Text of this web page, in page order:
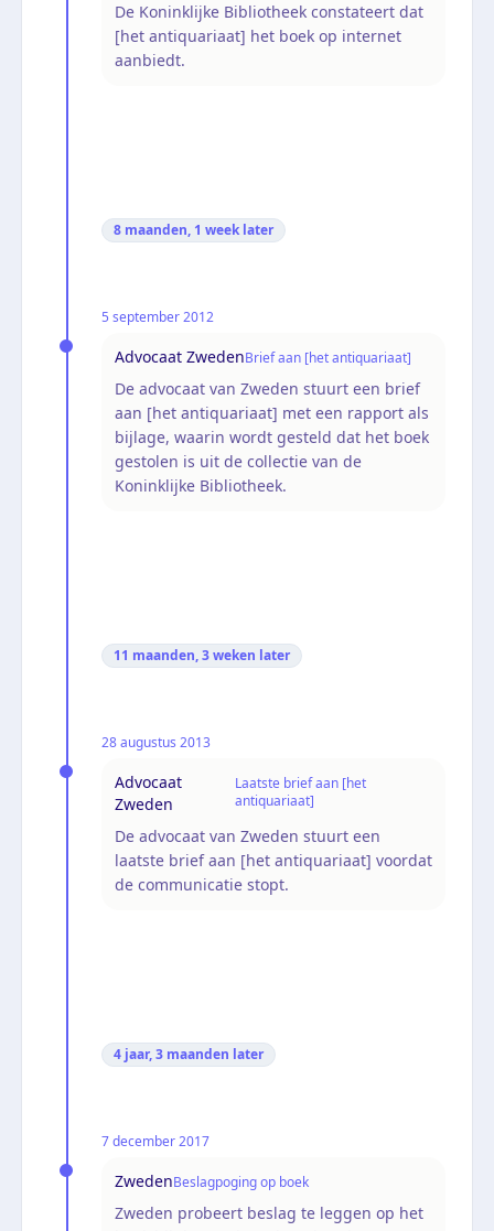
De Koninklijke Bibliotheek constateert dat
[het antiquariaat] het boek op internet
aanbiedt.
8 maanden, 1 week later
5 september 2012
Advocaat ZwedenBrief aan [het antiquariaat]
De advocaat van Zweden stuurt een brief
aan [het antiquariaat] met een rapport als
bijlage, waarin wordt gesteld dat het boek
gestolen is uit de collectie van de
Koninklijke Bibliotheek.
11 maanden, 3 weken later
28 augustus 2013
Advocaat
Zweden
Laatste brief aan [het
antiquariaat]
De advocaat van Zweden stuurt een
laatste brief aan [het antiquariaat] voordat
de communicatie stopt.
4 jaar, 3 maanden later
7 december 2017
ZwedenBeslagpoging op boek
Zweden probeert beslag te leggen op het